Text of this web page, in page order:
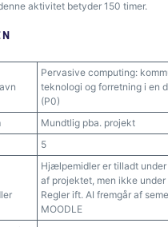
aktivitet betyder 150 timer.
Pervasive computing:
teknologi og forretning i en
(P0)
Mundtlig pba. projekt
5
Hjælpemidler er tilladt
af projektet, men ikke under
Regler ift. AI fremgår af
MOODLE